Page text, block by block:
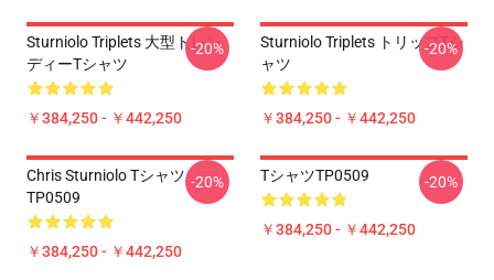
Sturniolo Triplets 大型トレン
ディーTシャツ
￥384,250 - ￥442,250
-20%
Sturniolo Triplets トリップTシ
ャツ
￥384,250 - ￥442,250
-20%
Chris Sturniolo Tシャツ
TP0509
￥384,250 - ￥442,250
-20% TシャツTP0509
￥384,250 - ￥442,250
-20%